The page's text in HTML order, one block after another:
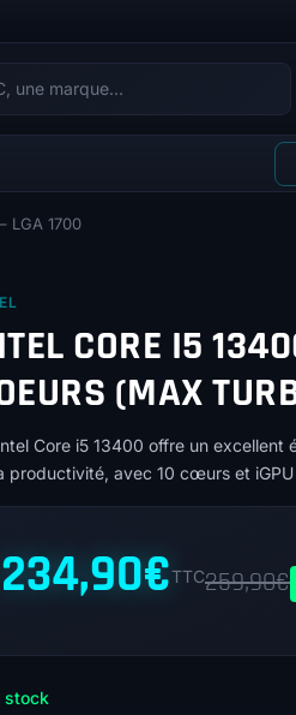
LGA 1700
CORE I5
(MAX
Core i5 13400 offre un excellent
productivité, avec 10 cœurs et
234,90€TTC259,90€
stock